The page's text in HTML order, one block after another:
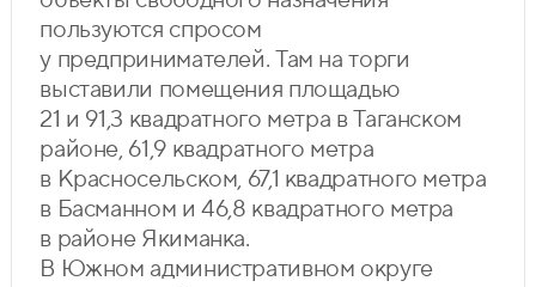
пользуются спросом
у предпринимателей. Там на торги
выставили помещения площадью
21 и 91,3 квадратного метра в Таганском
районе, 61,9 квадратного метра
в Красносельском, 67,1 квадратного метра
в Басманном и 46,8 квадратного метра
в районе Якиманка.
В Южном административном округе